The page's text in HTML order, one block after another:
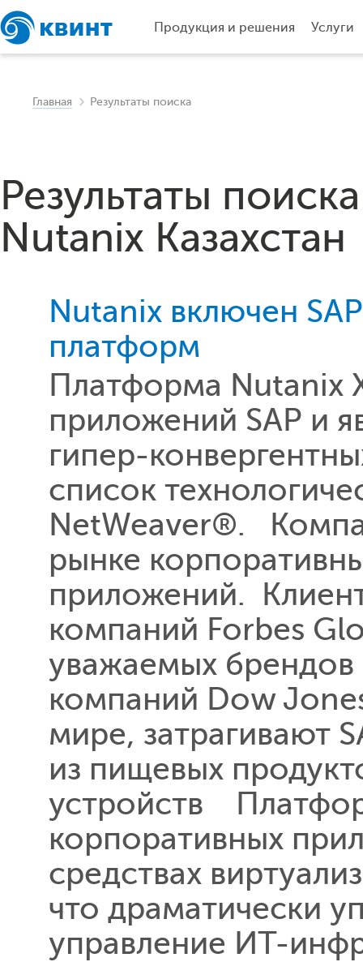
Продукция и решения Услуги
Главная Результаты поиска
Результаты
Nutanix Казахстан
Nutanix включен
платформ
Платформа Nutanix
приложений SAP и
гипер-
список
NetWeaver®.
рынке
приложений.
компаний Forbes
уважаемых брендов
компаний Dow
мире, затрагивают
из пищевых
устройств
корпоративных
средствах
что драматически
управление ИТ-